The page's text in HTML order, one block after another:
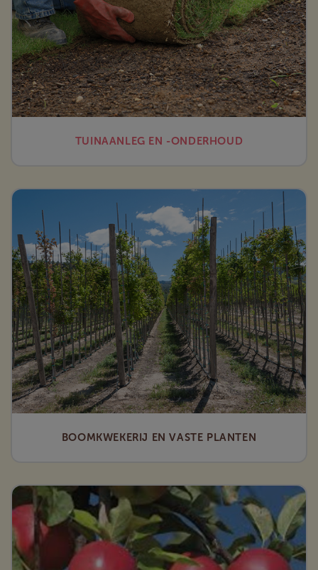
TUINAANLEG EN -ONDERHOUD
BOOMKWEKERIJ EN VASTE PLANTEN